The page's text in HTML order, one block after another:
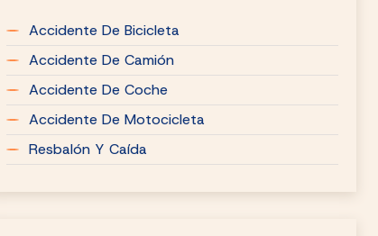
Accidente De Bicicleta
Accidente De Camión
Accidente De Coche
Accidente De Motocicleta
Resbalón Y Caída